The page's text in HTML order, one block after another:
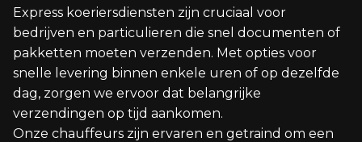
Express koeriersdiensten zijn cruciaal voor
bedrijven en particulieren die snel documenten of
pakketten moeten verzenden. Met opties voor
snelle levering binnen enkele uren of op dezelfde
dag, zorgen we ervoor dat belangrijke
verzendingen op tijd aankomen.
Onze chauffeurs zijn ervaren en getraind om een